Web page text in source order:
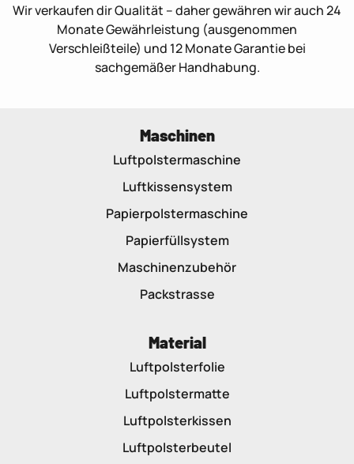
Wir verkaufen dir Qualität – daher gewähren wir auch 24
Monate Gewährleistung (ausgenommen
Verschleißteile) und 12 Monate Garantie bei
sachgemäßer Handhabung.
Maschinen
Luftpolstermaschine
Luftkissensystem
Papierpolstermaschine
Papierfüllsystem
Maschinenzubehör
Packstrasse
Material
Luftpolsterfolie
Luftpolstermatte
Luftpolsterkissen
Luftpolsterbeutel